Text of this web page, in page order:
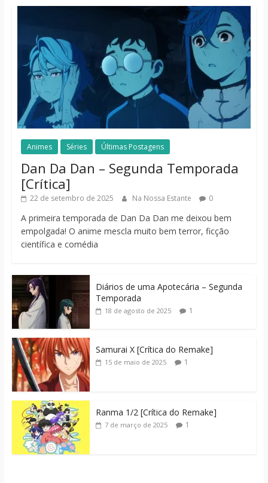
Animes Séries Últimas Postagens
Dan Da Dan – Segunda Temporada
[Crítica]
22 de setembro de 2025 Na Nossa Estante 0
A primeira temporada de Dan Da Dan me deixou bem
empolgada! O anime mescla muito bem terror, ficção
científica e comédia
Diários de uma Apotecária – Segunda
Temporada
18 de agosto de 2025 1
Samurai X [Crítica do Remake]
15 de maio de 2025 1
Ranma 1/2 [Crítica do Remake]
7 de março de 2025 1